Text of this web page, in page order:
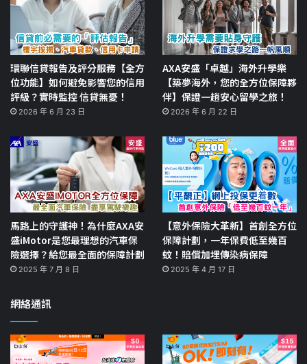
環聯信貸報告及評分服務【全方
位功能】如何避免影響您的信用
評級？實時監控 信貸無憂！
2026 年 6 月 23 日
AXA安盛「卓越」海外升學樂
【築夢海外，您的全方位保障夥
伴】保證一趟安心留學之旅！
2026 年 6 月 22 日
馬路上的守護神！為什麼AXA安
盛iMotor是您最理想的汽車保
險選擇？給您最全面的保障計劃
2025 年 7 月 8 日
【意外保險大革新】首創全方位
保障計劃，一年保費低至幾百
蚊！賠償加埋傳染病保障
2025 年 4 月 17 日
網絡通訊